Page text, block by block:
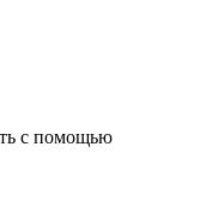
с помощью